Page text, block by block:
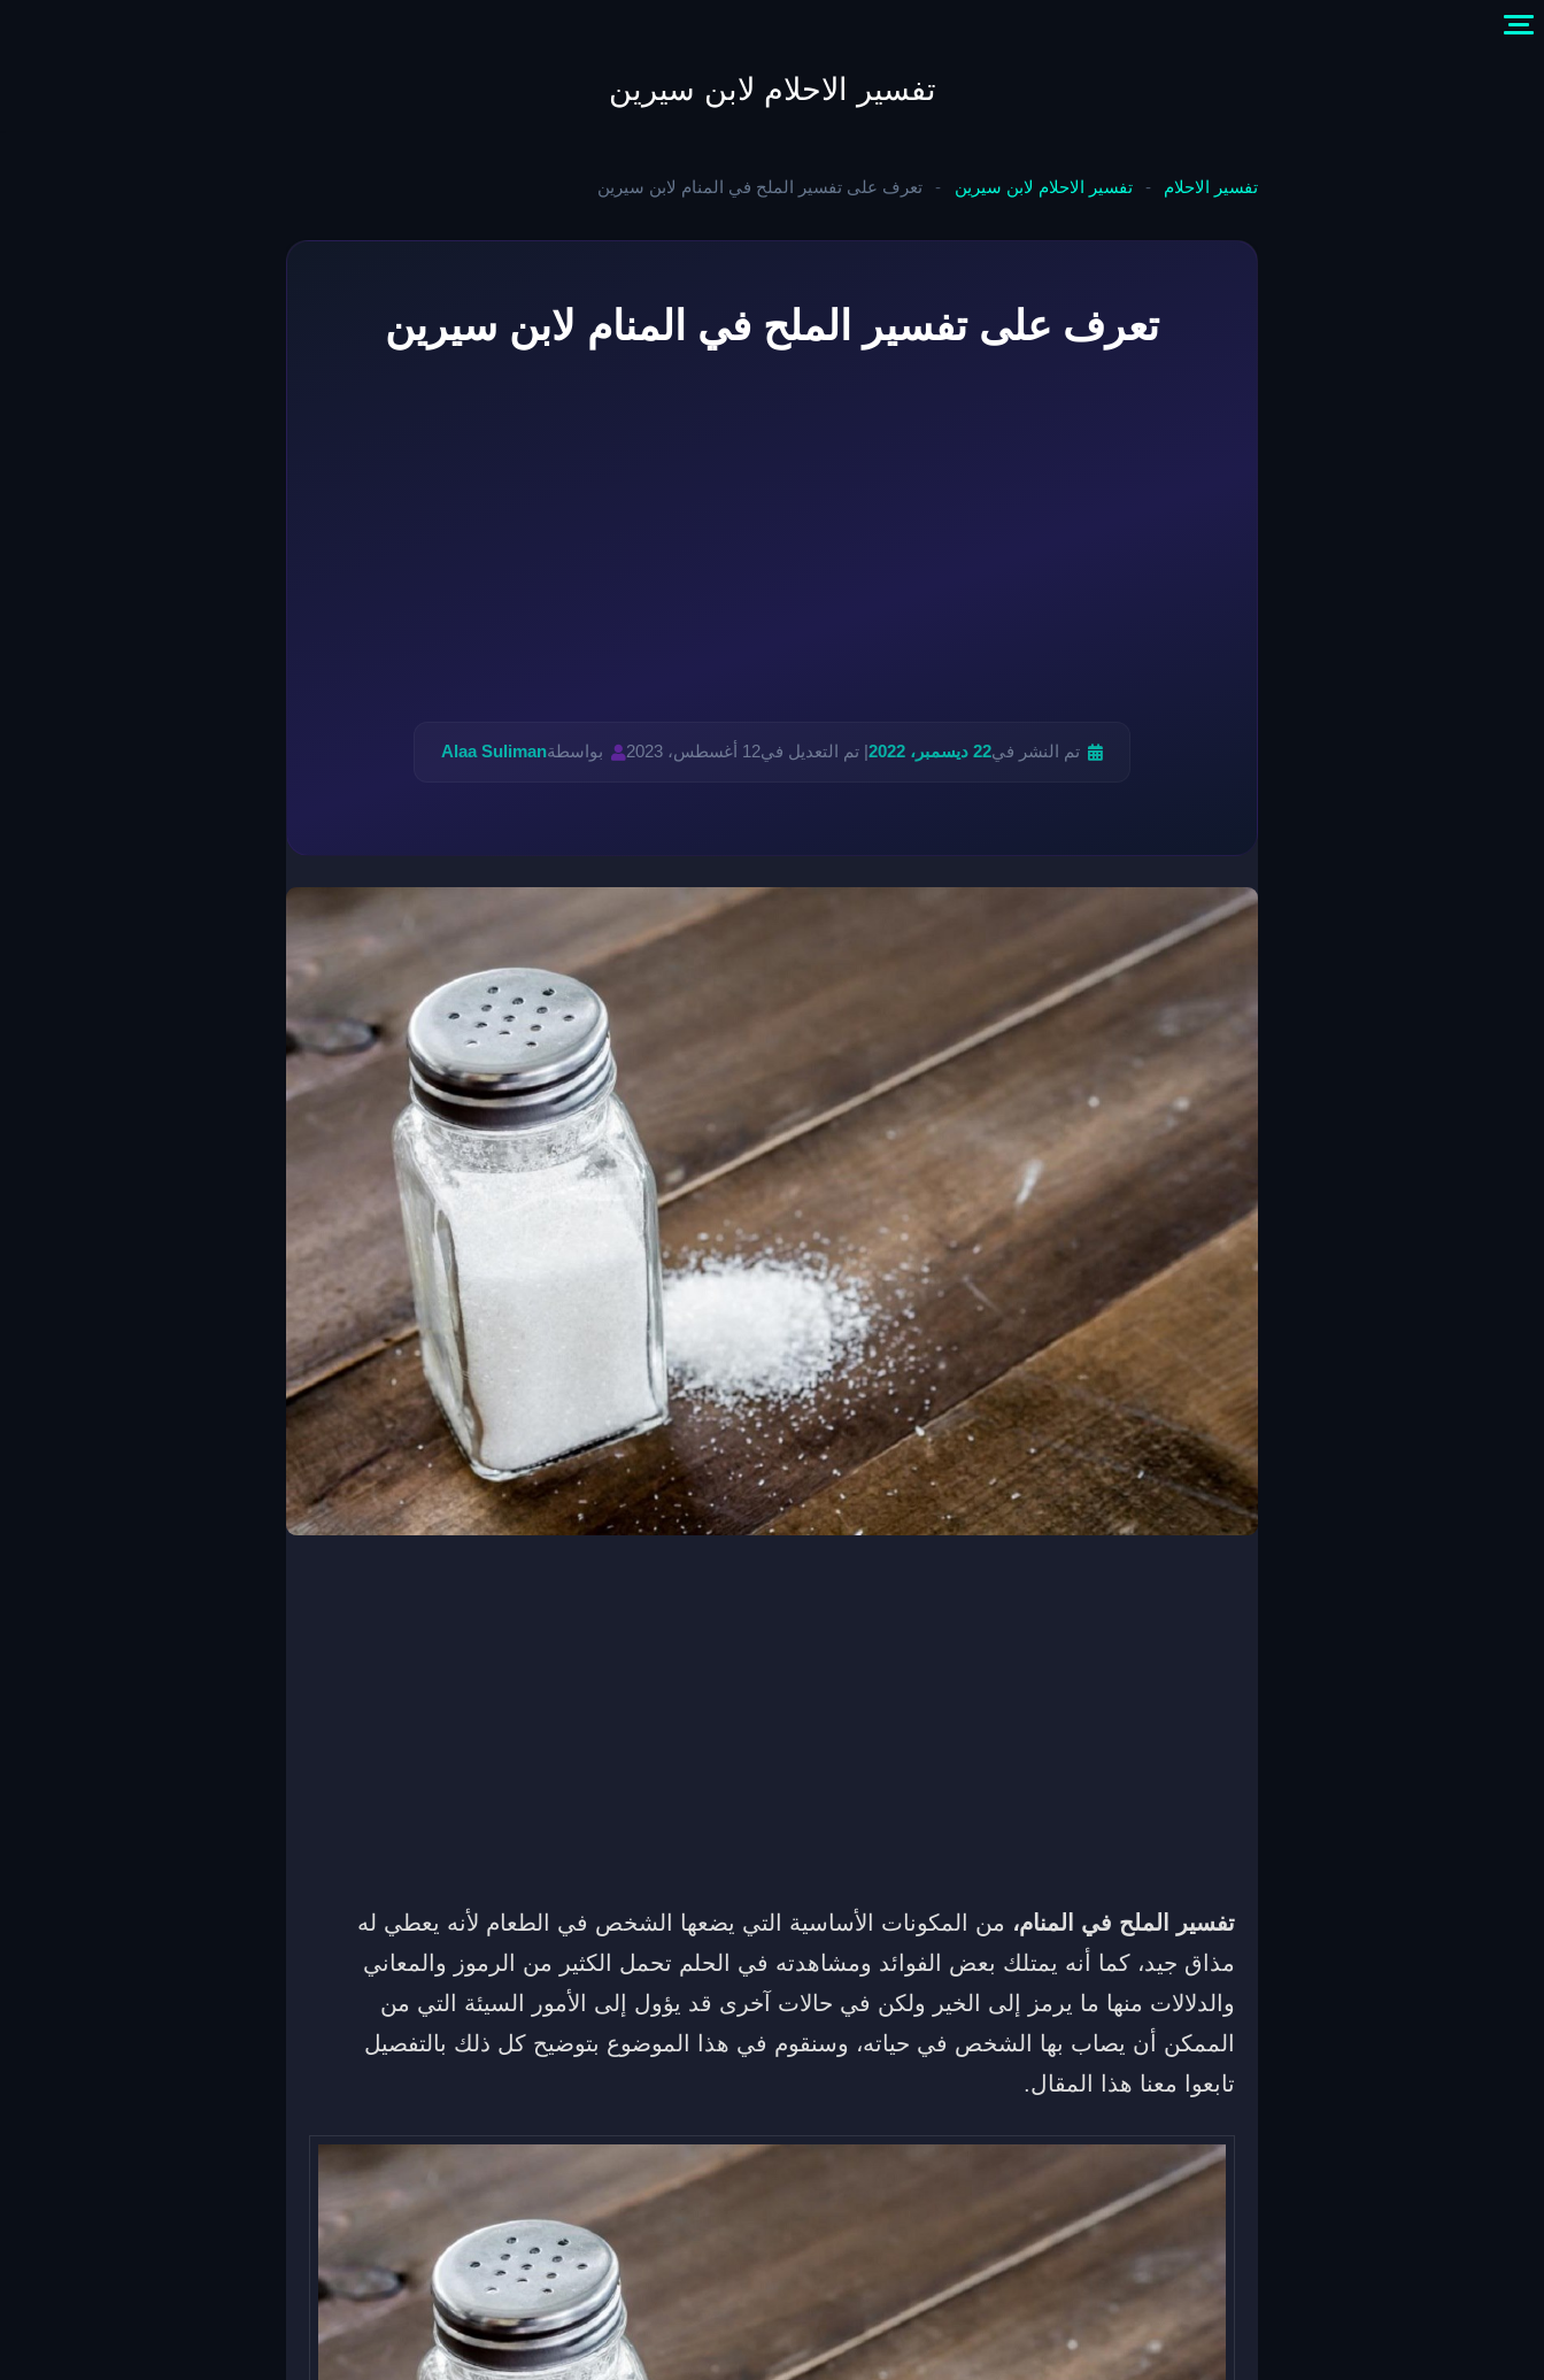
تفسير الاحلام لابن سيرين
تفسير الاحلام - تفسير الاحلام لابن سيرين - تعرف على تفسير الملح في المنام لابن سيرين
تعرف على تفسير الملح في المنام لابن سيرين
تم النشر في22 ديسمبر، 2022 | تم التعديل في12 أغسطس، 2023 بواسطةAlaa Suliman
تفسير الملح في المنام، من المكونات الأساسية التي يضعها الشخص في الطعام لأنه يعطي له
مذاق جيد، كما أنه يمتلك بعض الفوائد ومشاهدته في الحلم تحمل الكثير من الرموز والمعاني
والدلالات منها ما يرمز إلى الخير ولكن في حالات آخرى قد يؤول إلى الأمور السيئة التي من
الممكن أن يصاب بها الشخص في حياته، وسنقوم في هذا الموضوع بتوضيح كل ذلك بالتفصيل
تابعوا معنا هذا المقال.